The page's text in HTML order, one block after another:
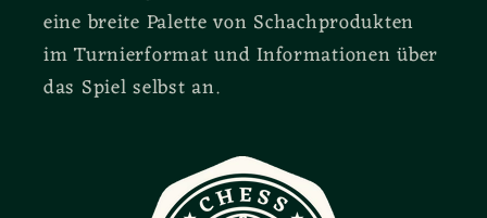
eine breite Palette von Schachprodukten
im Turnierformat und Informationen über
das Spiel selbst an.